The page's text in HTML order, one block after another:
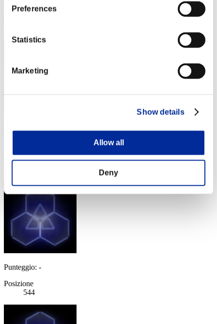
Preferences
Statistics
Marketing
Show details
Allow all
Deny
Posizione
Punteggio: -
Posizione
544